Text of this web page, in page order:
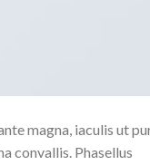
magna, iaculis ut
convallis. Phasellus